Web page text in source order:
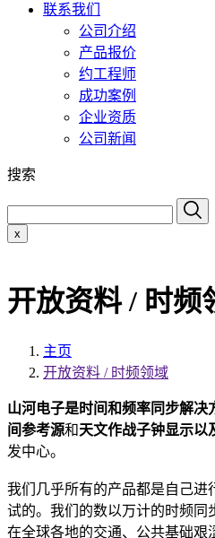
联系我们
公司介绍
产品报价
约工程师
成功案例
企业资质
公司新闻
搜索
x
开放资料 / 时频
主页
开放资料 / 时频领域
山河电子是时间和频率同步解决
间参考源和天文作战子钟显示以
发中心。
我们几乎所有的产品都是自己进
试的。我们的数以万计的时频同
在全球各地的交通、公共基础艰